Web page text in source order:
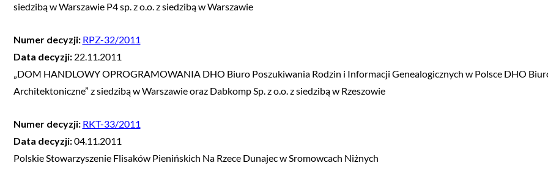
siedzibą w Warszawie P4 sp. z o.o. z siedzibą w Warszawie
Numer decyzji: RPZ-32/2011
Data decyzji: 22.11.2011
„DOM HANDLOWY OPROGRAMOWANIA DHO Biuro Poszukiwania Rodzin i Informacji Genealogicznych w Polsce DHO
Architektoniczne” z siedzibą w Warszawie oraz Dabkomp Sp. z o.o. z siedzibą w Rzeszowie
Numer decyzji: RKT-33/2011
Data decyzji:04.11.2011
Polskie Stowarzyszenie Flisaków Pienińskich Na Rzece Dunajec w Sromowcach Niżnych